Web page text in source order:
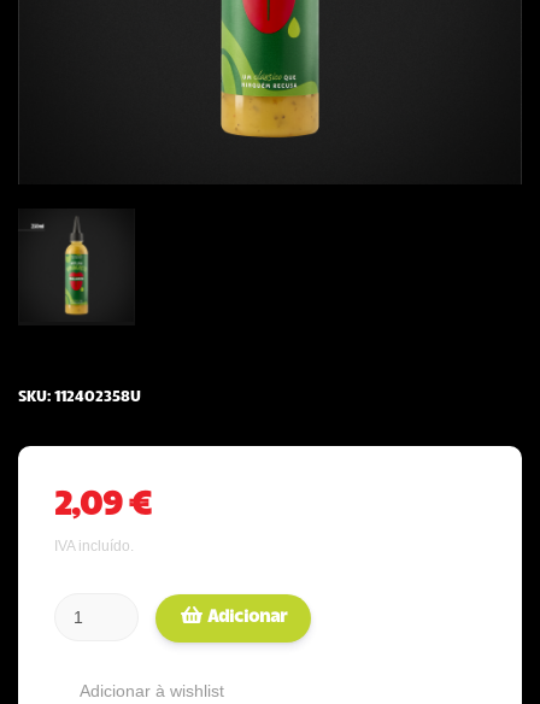
SKU: 112402358U
2,09 €
IVA incluído.
Adicionar
Adicionar à wishlist